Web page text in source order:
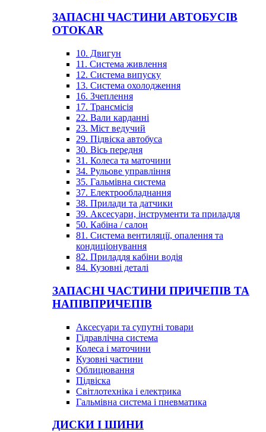
ЗАПАСНІ ЧАСТИНИ АВТОБУСІВ
OTOKAR
10. Двигун
11. Система живлення
12. Система випуску
13. Система охолодження
16. Зчеплення
17. Трансмісія
22. Вали карданні
23. Міст ведучий
29. Підвіска автобуса
30. Вісь передня
31. Колеса та маточини
34. Рульове управління
35. Гальмівна система
37. Електрообладнання
38. Прилади та датчики
39. Аксесуари, інструменти та приладдя
50. Кабіна / салон
81. Система вентиляції, опалення та
кондиціонування
82. Приладдя кабіни водія
84. Кузовні деталі
ЗАПАСНІ ЧАСТИНИ ПРИЧЕПІВ ТА
НАПІВПРИЧЕПІВ
Аксесуари та супутні товари
Гідравлічна система
Колеса і маточини
Кузовні частини
Облицювання
Підвіска
Світлотехніка і електрика
Гальмівна система і пневматика
ДИСКИ І ШИНИ